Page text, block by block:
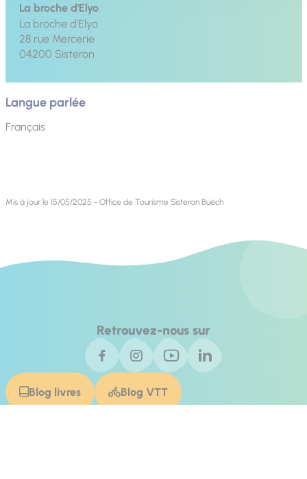
La broche d'Elyo
La broche d'Elyo
28 rue Mercerie
04200 Sisteron
Langue parlée
Français
Mis à jour le 15/05/2025 - Office de Tourisme Sisteron Buëch
Retrouvez-nous sur
Blog livres Blog VTT